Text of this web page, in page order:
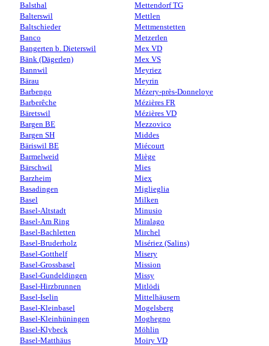
Balsthal
Balterswil
Baltschieder
Banco
Bangerten b. Dieterswil
Bänk (Dägerlen)
Bannwil
Bärau
Barbengo
Barberêche
Bäretswil
Bargen BE
Bargen SH
Bäriswil BE
Barmelweid
Bärschwil
Barzheim
Basadingen
Basel
Basel-Altstadt
Basel-Am Ring
Basel-Bachletten
Basel-Bruderholz
Basel-Gotthelf
Basel-Grossbasel
Basel-Gundeldingen
Basel-Hirzbrunnen
Basel-Iselin
Basel-Kleinbasel
Basel-Kleinhüningen
Basel-Klybeck
Basel-Matthäus
Mettendorf TG
Mettlen
Mettmenstetten
Metzerlen
Mex VD
Mex VS
Meyriez
Meyrin
Mézery-près-Donneloye
Mézières FR
Mézières VD
Mezzovico
Middes
Miécourt
Miège
Mies
Miex
Miglieglia
Milken
Minusio
Miralago
Mirchel
Misériez (Salins)
Misery
Mission
Missy
Mitlödi
Mittelhäusern
Mogelsberg
Moghegno
Möhlin
Moiry VD